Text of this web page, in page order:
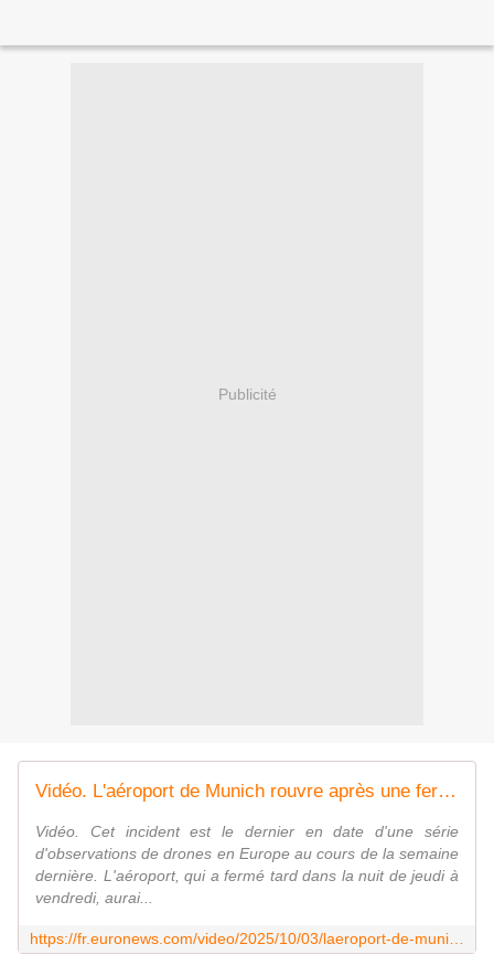
Publicité
Vidéo. L'aéroport de Munich rouvre après une fermeture nocturne causée par la détection de drones
Vidéo. Cet incident est le dernier en date d'une série
d'observations de drones en Europe au cours de la semaine
dernière. L'aéroport, qui a fermé tard dans la nuit de jeudi à
vendredi, aurai...